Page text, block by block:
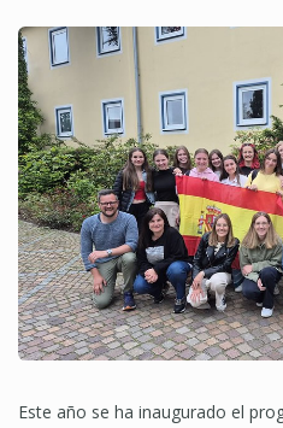
Este año se ha inaugurado el